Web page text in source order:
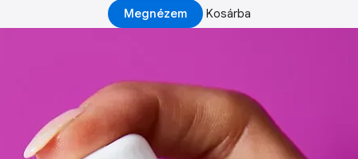
Megnézem Kosárba